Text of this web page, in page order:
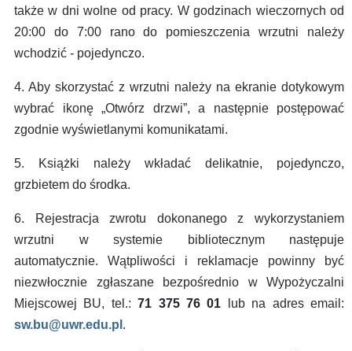
także w dni wolne od pracy. W godzinach wieczornych od
20:00 do 7:00 rano do pomieszczenia wrzutni należy
wchodzić - pojedynczo.
4. Aby skorzystać z wrzutni należy na ekranie dotykowym
wybrać ikonę „Otwórz drzwi”, a następnie postępować
zgodnie wyświetlanymi komunikatami.
5. Książki należy wkładać delikatnie, pojedynczo,
grzbietem do środka.
6. Rejestracja zwrotu dokonanego z wykorzystaniem
wrzutni w systemie bibliotecznym następuje
automatycznie. Wątpliwości i reklamacje powinny być
niezwłocznie zgłaszane bezpośrednio w Wypożyczalni
Miejscowej BU, tel.:71 375 76 01 lub na adres email:
sw.bu@uwr.edu.pl .